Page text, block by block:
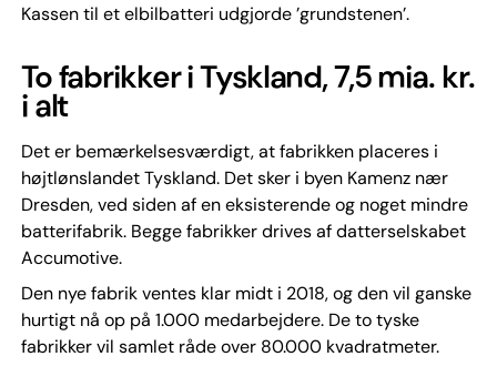
Kassen til et elbilbatteri udgjorde ’grundstenen’.
To fabrikker i Tyskland, 7,5 mia. kr.
i alt
Det er bemærkelsesværdigt, at fabrikken placeres i
højtlønslandet Tyskland. Det sker i byen Kamenz nær
Dresden, ved siden af en eksisterende og noget mindre
batterifabrik. Begge fabrikker drives af datterselskabet
Accumotive.
Den nye fabrik ventes klar midt i 2018, og den vil ganske
hurtigt nå op på 1.000 medarbejdere. De to tyske
fabrikker vil samlet råde over 80.000 kvadratmeter.